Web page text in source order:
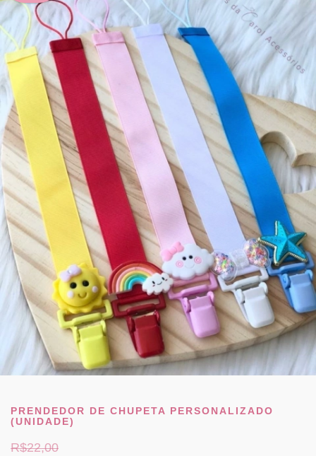
PRENDEDOR DE CHUPETA PERSONALIZADO
(UNIDADE)
R$22,00